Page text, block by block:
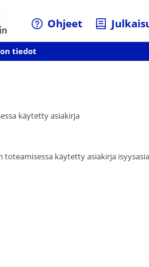
Ohjeet
tiedot
käytetty asiakirja
toteamisessa käytetty asiakirja